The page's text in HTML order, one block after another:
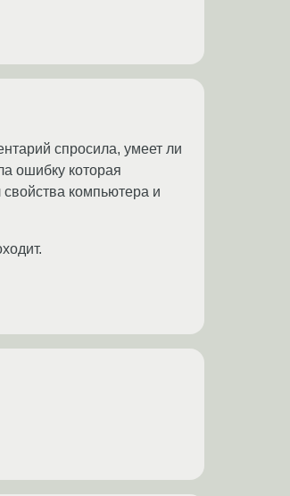
спросила, умеет ли
ошибку которая
компьютера и